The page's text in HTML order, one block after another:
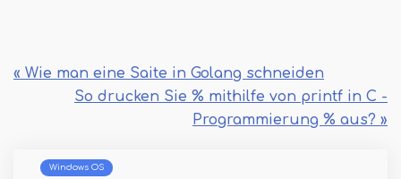
« Wie man eine Saite in Golang schneiden
So drucken Sie % mithilfe von printf in C -
Programmierung % aus? »
Windows OS